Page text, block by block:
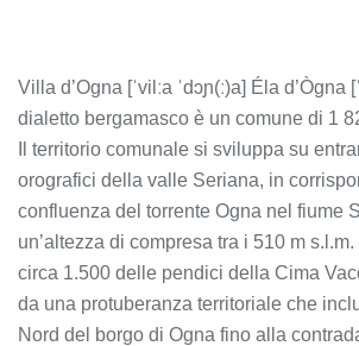
Villa d’Ogna [ˈvilːa ˈdɔɲ(ː)a] Éla d’Ògna
dialetto bergamasco è un comune di 1
Il territorio comunale si sviluppa su
orografici della valle Seriana, in
confluenza del torrente Ogna nel fiume
un’altezza di compresa tra i 510 m
circa 1.500 delle pendici della Cima
da una protuberanza territoriale che
Nord del borgo di Ogna fino alla